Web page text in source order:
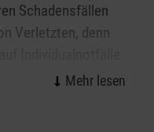
Schadensfällen
Verletzten, denn
zwischen